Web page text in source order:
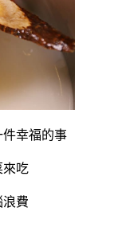
件幸福的事
來吃
費